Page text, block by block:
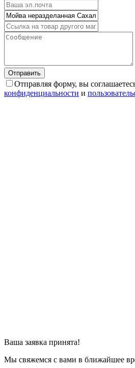
Отправляя форму, вы
конфиденциальности и
Ваша заявка принята!
Мы свяжемся с вами в ближайшее